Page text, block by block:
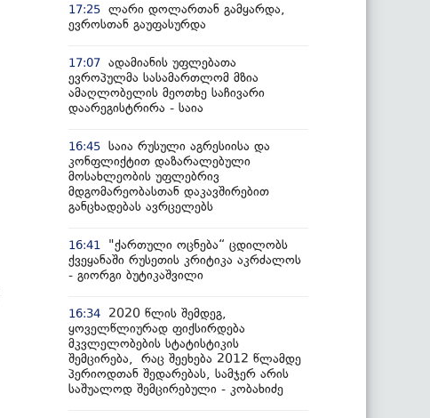
17:25 ლარი დოლართან გამყარდა,
ევროსთან გაუფასურდა
17:07 ადამიანის უფლებათა
ევროპულმა სასამართლომ მზია
ამაღლობელის მეოთხე საჩივარი
დაარეგისტრირა - საია
16:45 საია რუსული აგრესიისა და
კონფლიქტით დაზარალებული
მოსახლეობის უფლებრივ
მდგომარეობასთან დაკავშირებით
განცხადებას ავრცელებს
16:41
"ქართული ოცნება“ ცდილობს
ქვეყანაში რუსეთის კრიტიკა აკრძალოს
- გიორგი ბუტიკაშვილი
16:34
2020 წლის შემდეგ,
ყოველწლიურად ფიქსირდება
მკვლელობების სტატისტიკის
შემცირება, რაც შეეხება 2012 წლამდე
პერიოდთან შედარებას, სამჯერ არის
საშუალოდ შემცირებული - კობახიძე